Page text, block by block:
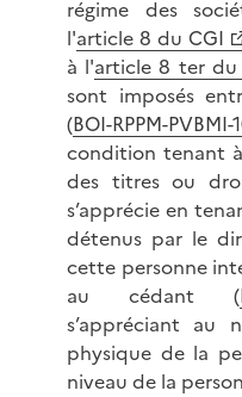
régime des
l'article 8 du CGI
à l'article 8 ter du
sont imposés
(BOI-RPPM-
condition tenant
des titres ou
s’apprécie en
détenus par le
cette personne
au cédant (
s’appréciant au
physique de la
niveau de la